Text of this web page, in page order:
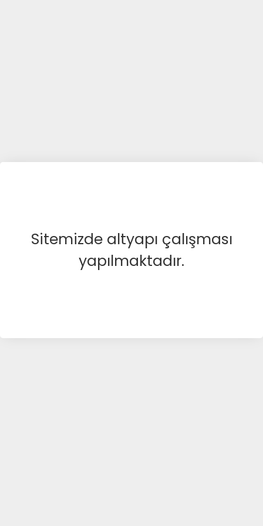
Sitemizde altyapı çalışması
yapılmaktadır.